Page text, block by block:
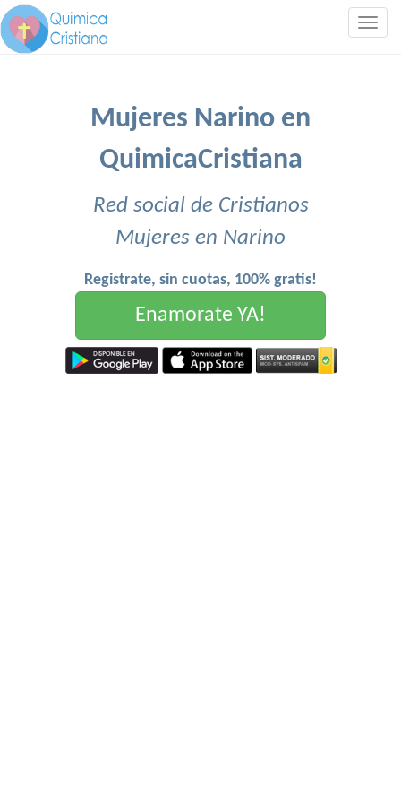
Mujeres Narino en
QuimicaCristiana
Red social de Cristianos
Mujeres en Narino
Registrate, sin cuotas, 100% gratis!
Enamorate YA!